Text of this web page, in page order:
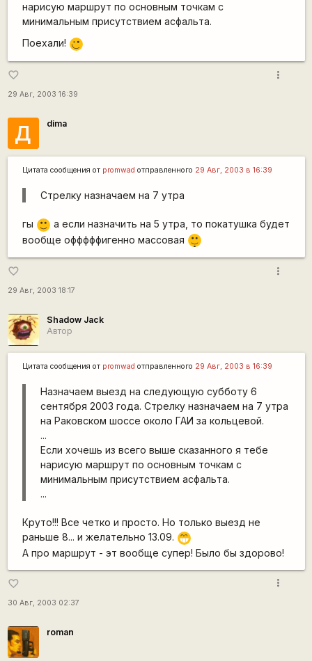
нарисую маршрут по основным точкам с
минимальным присутствием асфальта.
Поехали!
;)
favorite_border
29 Авг, 2003 16:39
more_vert
Д dima
Цитата сообщения от promwad отправленного 29 Авг, 2003 в 16:39
Стрелку назначаем на 7 утра
гы :)
а если назначить на 5 утра, то покатушка будет
вообще офффффигенно массовая
|-)
_)
favorite_border
29 Авг, 2003 18:17
more_vert
Shadow Jack
Автор
Цитата сообщения от promwad отправленного 29 Авг, 2003 в 16:39
Назначаем выезд на следующую субботу 6
сентября 2003 года. Стрелку назначаем на 7 утра
на Раковском шоссе около ГАИ за кольцевой.
...
Если хочешь из всего выше сказанного я тебе
нарисую маршрут по основным точкам с
минимальным присутствием асфальта.
...
Круто!!! Все четко и просто. Но только выезд не
раньше 8... и желательно 13.09. ;D
А про маршрут - эт вообще супер! Было бы здорово!
favorite_border
30 Авг, 2003 02:37
more_vert
roman